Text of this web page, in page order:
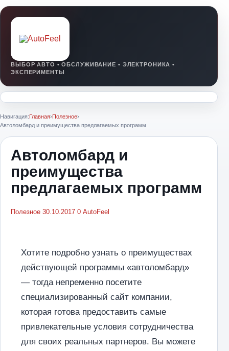
Навигация:Главная›Полезное›
Автоломбард и преимущества предлагаемых программ
Автоломбард и
преимущества
предлагаемых программ
Полезное 30.10.2017 0 AutoFeel
Хотите подробно узнать о преимуществах
действующей программы «автоломбард»
— тогда непременно посетите
специализированный сайт компании,
которая готова предоставить самые
привлекательные условия сотрудничества
для своих реальных партнеров. Вы можете